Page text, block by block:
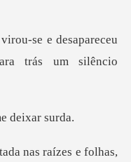
se e desapareceu